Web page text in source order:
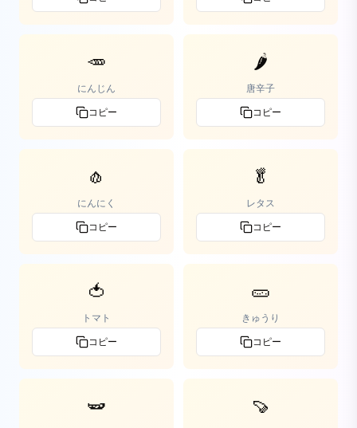
🥕
にんじん
コピー
🌶️
唐辛子
コピー
🧄
にんにく
コピー
🥬
レタス
コピー
🍅
トマト
コピー
🥒
きゅうり
コピー
🫛 🍠